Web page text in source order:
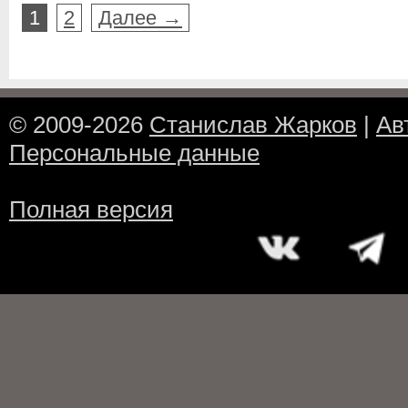
1 2 Далее →
© 2009-2026 Станислав Жарков |
Персональные данные
Полная версия